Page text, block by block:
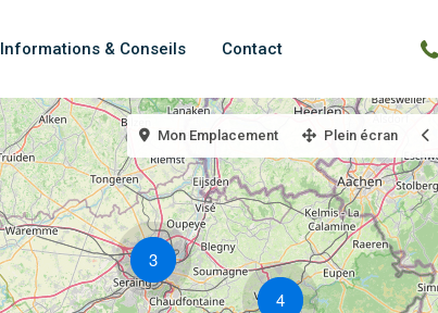
Informations & Conseils Contact
3
4
Mon Emplacement Plein écran